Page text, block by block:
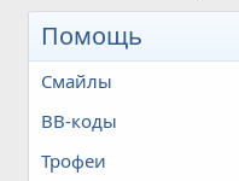
Помощь
Смайлы
BB-коды
Трофеи